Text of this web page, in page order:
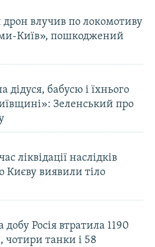
дрон влучив по локомотиву
Київ», пошкоджений
дідуся, бабусю і їхнього
Зеленський про
ліквідації наслідків
Києву виявили тіло
Росія втратила 1190
чотири танки і 58